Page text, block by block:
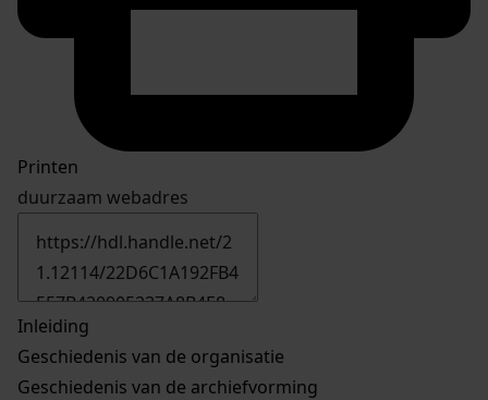
Printen
duurzaam webadres
Inleiding
Geschiedenis van de organisatie
Geschiedenis van de archiefvorming